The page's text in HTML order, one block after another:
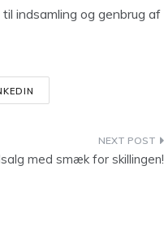
indsamling og genbrug af
med smæk for skillingen!